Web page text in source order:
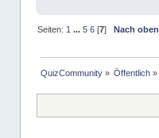
Seiten: 1 ... 5 6[7] Nach oben
QuizCommunity» Öffentlich »